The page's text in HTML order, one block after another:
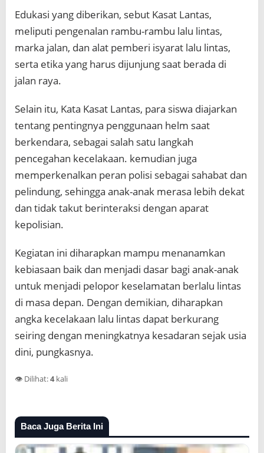
Edukasi yang diberikan, sebut Kasat Lantas,
meliputi pengenalan rambu-rambu lalu lintas,
marka jalan, dan alat pemberi isyarat lalu lintas,
serta etika yang harus dijunjung saat berada di
jalan raya.
Selain itu, Kata Kasat Lantas, para siswa diajarkan
tentang pentingnya penggunaan helm saat
berkendara, sebagai salah satu langkah
pencegahan kecelakaan. kemudian juga
memperkenalkan peran polisi sebagai sahabat dan
pelindung, sehingga anak-anak merasa lebih dekat
dan tidak takut berinteraksi dengan aparat
kepolisian.
Kegiatan ini diharapkan mampu menanamkan
kebiasaan baik dan menjadi dasar bagi anak-anak
untuk menjadi pelopor keselamatan berlalu lintas
di masa depan. Dengan demikian, diharapkan
angka kecelakaan lalu lintas dapat berkurang
seiring dengan meningkatnya kesadaran sejak usia
dini, pungkasnya.
👁️ Dilihat:4kali
Baca Juga Berita Ini